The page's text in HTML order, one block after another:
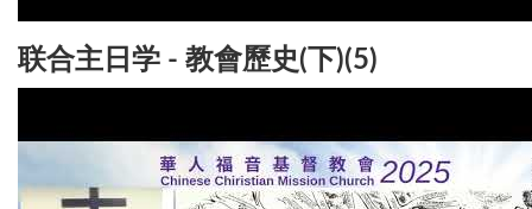
联合主日学 - 教會歷史(下)(5)